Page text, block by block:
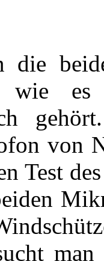
die
wie
von
Test